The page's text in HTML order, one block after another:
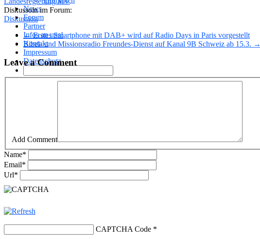
News
Forum
Partner
Infos an uns!
Kontakt
Impressum
Datenschutz
Diskussoin im Forum:
Diskussion
← Erstes Smartphone mit DAB+ wird auf Radio Days in Paris vorgestellt
Bibel- und Missionsradio Freundes-Dienst auf Kanal 9B Schweiz ab 15.3. →
Leave a Comment
Add Comment
Name*
Email*
Url*
CAPTCHA Code *